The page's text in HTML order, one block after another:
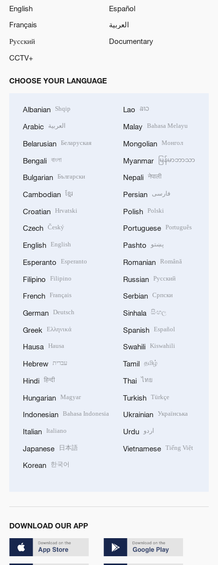
English
Español
Français
العربية
Русский
Documentary
CCTV+
CHOOSE YOUR LANGUAGE
Albanian Shqip
Arabic العربية
Belarusian Беларуская
Bengali বাংলা
Bulgarian Български
Cambodian ខ្មែរ
Croatian Hrvatski
Czech Český
English English
Esperanto Esperanto
Filipino Filipino
French Français
German Deutsch
Greek Ελληνικά
Hausa Hausa
Hebrew עברית
Hindi हिन्दी
Hungarian Magyar
Indonesian Bahasa Indonesia
Italian Italiano
Japanese 日本語
Korean 한국어
Lao ລາວ
Malay Bahasa Melayu
Mongolian Монгол
Myanmar မြန်မာဘာသာ
Nepali नेपाली
Persian فارسی
Polish Polski
Portuguese Português
Pashto پښتو
Romanian Română
Russian Русский
Serbian Српски
Sinhala සිංහල
Spanish Español
Swahili Kiswahili
Tamil தமிழ்
Thai ไทย
Turkish Türkçe
Ukrainian Українська
Urdu اردو
Vietnamese Tiếng Việt
DOWNLOAD OUR APP